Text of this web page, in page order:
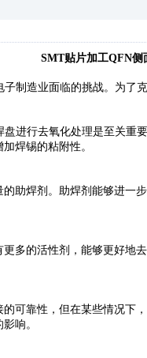
SMT贴片加工QFN侧
制造业面临的挑战。为
进行去氧化处理是至关
焊锡的粘附性。
的助焊剂。助焊剂能够进一
多的活性剂，能够更好地
可靠性，但在某些情况下
响。